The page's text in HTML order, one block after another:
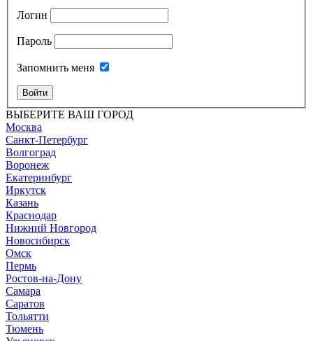
Логин
Пароль
Запомнить меня
Войти
ВЫБЕРИТЕ ВАШ ГОРОД
Москва
Санкт-Петербург
Волгоград
Воронеж
Екатеринбург
Иркутск
Казань
Краснодар
Нижний Новгород
Новосибирск
Омск
Пермь
Ростов-на-Дону
Самара
Саратов
Тольятти
Тюмень